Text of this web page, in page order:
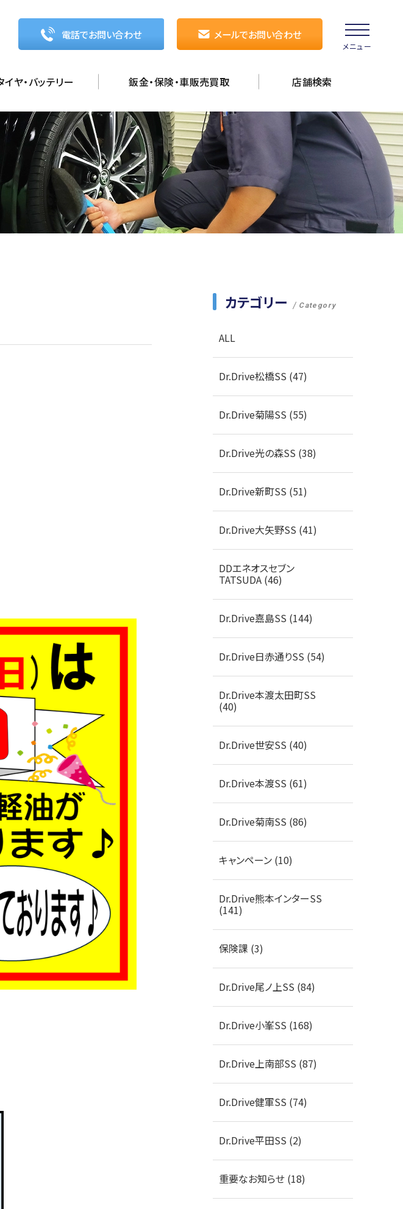
電話でお問い合わせ メールでお問い合わせ
イヤ・バッテリー 鈑金・保険・車販売買取 店舗検索
メニュー
カテゴリー Category
ALL
Dr.Drive松橋SS (47)
Dr.Drive菊陽SS (55)
Dr.Drive光の森SS (38)
Dr.Drive新町SS (51)
Dr.Drive大矢野SS (41)
DDエネオスセブン
TATSUDA (46)
Dr.Drive嘉島SS (144)
Dr.Drive日赤通りSS (54)
Dr.Drive本渡太田町SS
(40)
Dr.Drive世安SS (40)
Dr.Drive本渡SS (61)
Dr.Drive菊南SS (86)
キャンペーン (10)
Dr.Drive熊本インターSS
(141)
保険課 (3)
Dr.Drive尾ノ上SS (84)
Dr.Drive小峯SS (168)
Dr.Drive上南部SS (87)
Dr.Drive健軍SS (74)
Dr.Drive平田SS (2)
重要なお知らせ (18)